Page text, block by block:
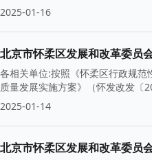
2025-01-16
北京市怀柔区发展和改革委员
各相关单位:按照《怀柔区行政规
质量发展实施方案》（怀发改发〔
2025-01-14
北京市怀柔区发展和改革委员